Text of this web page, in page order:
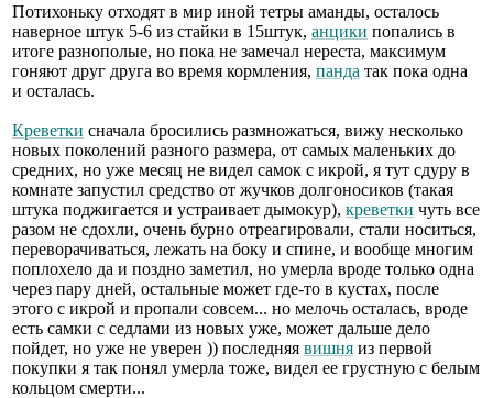
Потихоньку отходят в мир иной тетры аманды, осталось
наверное штук 5-6 из стайки в 15штук, анцики попались в
итоге разнополые, но пока не замечал нереста, максимум
гоняют друг друга во время кормления, панда так пока одна
и осталась.
Креветки сначала бросились размножаться, вижу несколько
новых поколений разного размера, от самых маленьких до
средних, но уже месяц не видел самок с икрой, я тут сдуру в
комнате запустил средство от жучков долгоносиков (такая
штука поджигается и устраивает дымокур), креветки чуть все
разом не сдохли, очень бурно отреагировали, стали носиться,
переворачиваться, лежать на боку и спине, и вообще многим
поплохело да и поздно заметил, но умерла вроде только одна
через пару дней, остальные может где-то в кустах, после
этого с икрой и пропали совсем... но мелочь осталась, вроде
есть самки с седлами из новых уже, может дальше дело
пойдет, но уже не уверен )) последняя вишня из первой
покупки я так понял умерла тоже, видел ее грустную с белым
кольцом смерти...